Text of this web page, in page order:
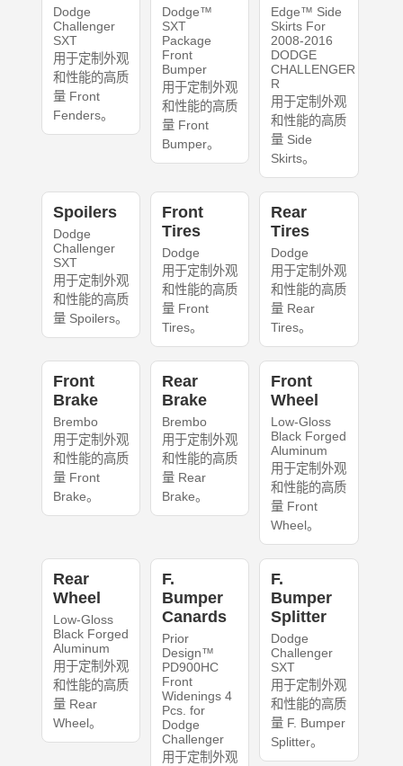
Dodge
Challenger
SXT
用于定制外观
和性能的高质
量 Front
Fenders。
Dodge™
SXT
Package
Front
Bumper
用于定制外观
和性能的高质
量 Front
Bumper。
Edge™ Side
Skirts For
2008-2016
DODGE
CHALLENGER
R
用于定制外观
和性能的高质
量 Side
Skirts。
Spoilers
Dodge
Challenger
SXT
用于定制外观
和性能的高质
量 Spoilers。
Front
Tires
Dodge
用于定制外观
和性能的高质
量 Front
Tires。
Rear
Tires
Dodge
用于定制外观
和性能的高质
量 Rear
Tires。
Front
Brake
Brembo
用于定制外观
和性能的高质
量 Front
Brake。
Rear
Brake
Brembo
用于定制外观
和性能的高质
量 Rear
Brake。
Front
Wheel
Low-Gloss
Black Forged
Aluminum
用于定制外观
和性能的高质
量 Front
Wheel。
Rear
Wheel
Low-Gloss
Black Forged
Aluminum
用于定制外观
和性能的高质
量 Rear
Wheel。
F.
Bumper
Canards
Prior
Design™
PD900HC
Front
Widenings 4
Pcs. for
Dodge
Challenger
用于定制外观
F.
Bumper
Splitter
Dodge
Challenger
SXT
用于定制外观
和性能的高质
量 F. Bumper
Splitter。